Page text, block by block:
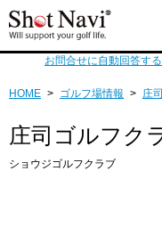
お問合せに自動回答す
HOME > ゴルフ場情報 > 庄
庄司ゴルフク
ショウジゴルフクラブ